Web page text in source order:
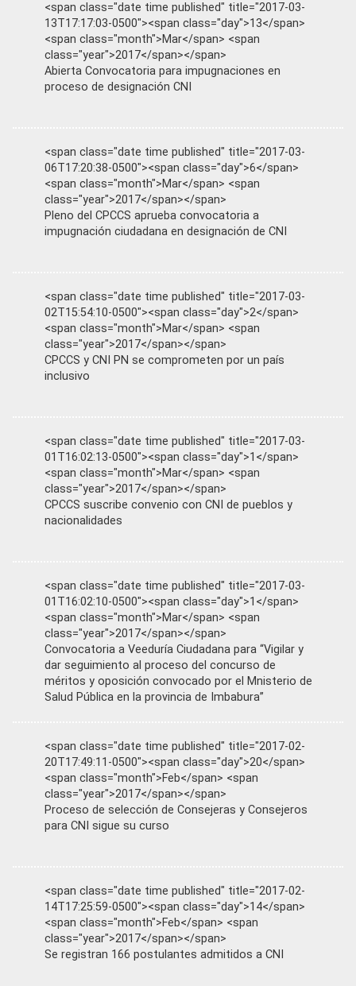
<span class="date time published" title="2017-03-
13T17:17:03-0500"><span class="day">13</span>
<span class="month">Mar</span> <span
class="year">2017</span></span>
Abierta Convocatoria para impugnaciones en
proceso de designación CNI
<span class="date time published" title="2017-03-
06T17:20:38-0500"><span class="day">6</span>
<span class="month">Mar</span> <span
class="year">2017</span></span>
Pleno del CPCCS aprueba convocatoria a
impugnación ciudadana en designación de CNI
<span class="date time published" title="2017-03-
02T15:54:10-0500"><span class="day">2</span>
<span class="month">Mar</span> <span
class="year">2017</span></span>
CPCCS y CNI PN se comprometen por un país
inclusivo
<span class="date time published" title="2017-03-
01T16:02:13-0500"><span class="day">1</span>
<span class="month">Mar</span> <span
class="year">2017</span></span>
CPCCS suscribe convenio con CNI de pueblos y
nacionalidades
<span class="date time published" title="2017-03-
01T16:02:10-0500"><span class="day">1</span>
<span class="month">Mar</span> <span
class="year">2017</span></span>
Convocatoria a Veeduría Ciudadana para “Vigilar y
dar seguimiento al proceso del concurso de
méritos y oposición convocado por el Mnisterio de
Salud Pública en la provincia de Imbabura”
<span class="date time published" title="2017-02-
20T17:49:11-0500"><span class="day">20</span>
<span class="month">Feb</span> <span
class="year">2017</span></span>
Proceso de selección de Consejeras y Consejeros
para CNI sigue su curso
<span class="date time published" title="2017-02-
14T17:25:59-0500"><span class="day">14</span>
<span class="month">Feb</span> <span
class="year">2017</span></span>
Se registran 166 postulantes admitidos a CNI